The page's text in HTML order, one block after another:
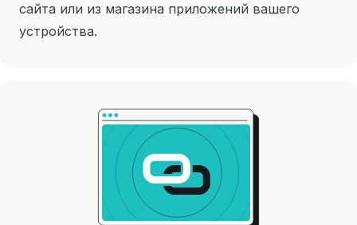
сайта или из магазина приложений вашего
устройства.